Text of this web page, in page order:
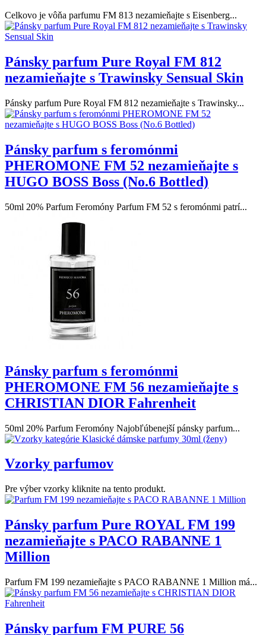
Celkovo je vôňa parfumu FM 813 nezamieňajte s Eisenberg...
Pánsky parfum Pure Royal FM 812
nezamieňajte s Trawinsky Sensual Skin
Pánsky parfum Pure Royal FM 812 nezamieňajte s Trawinsky...
Pánsky parfum s feromónmi
PHEROMONE FM 52 nezamieňajte s
HUGO BOSS Boss (No.6 Bottled)
50ml 20% Parfum Feromóny Parfum FM 52 s feromónmi patrí...
Pánsky parfum s feromónmi
PHEROMONE FM 56 nezamieňajte s
CHRISTIAN DIOR Fahrenheit
50ml 20% Parfum Feromóny Najobľúbenejší pánsky parfum...
Vzorky parfumov
Pre výber vzorky kliknite na tento produkt.
Pánsky parfum Pure ROYAL FM 199
nezamieňajte s PACO RABANNE 1
Million
Parfum FM 199 nezamieňajte s PACO RABANNE 1 Million má...
Pánsky parfum FM PURE 56